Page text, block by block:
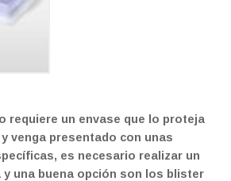
requiere un envase que lo proteja
venga presentado con unas
es necesario realizar un
y una buena opción son los blister